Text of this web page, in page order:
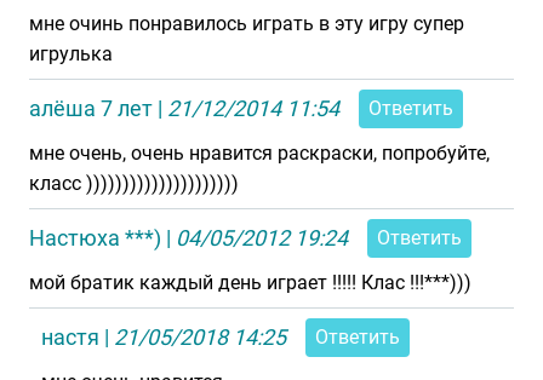
мне очинь понравилось играть в эту игру супер
игрулька
алёша 7 лет | 21/12/2014 11:54
Ответить
мне очень, очень нравится раскраски, попробуйте,
класс )))))))))))))))))))))
Настюха ***) | 04/05/2012 19:24
Ответить
мой братик каждый день играет !!!!! Клас !!!***)))
настя | 21/05/2018 14:25
Ответить